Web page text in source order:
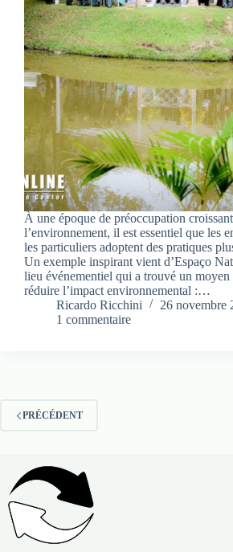
À une époque de préoccupation
l’environnement, il est essentiel que les
les particuliers adoptent des pratiques
Un exemple inspirant vient d’Espaço
lieu événementiel qui a trouvé un moyen
réduire l’impact environnemental :…
Ricardo Ricchini
26 novembre
1 commentaire
PRÉCÉDENT